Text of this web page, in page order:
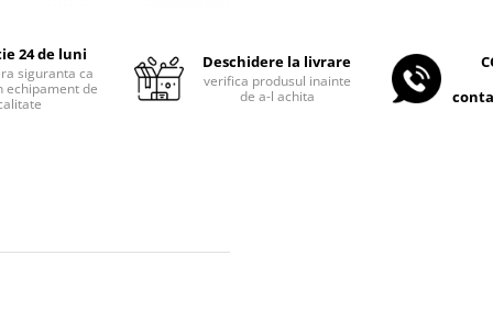
24 de luni
siguranta ca
echipament de
Deschidere la livrare
verifica produsul inainte
de a-l achita